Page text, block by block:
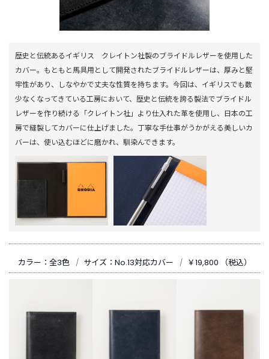
歴史と伝統あるイギリス クレイトン社製のブライドルレザーを使用した
カバー。もともと馬具用として開発されたブライドルレザーは、厚みと堅
牢性があり、しなやかで丈夫な性質を持ちます。今回は、イギリスでも数
少なくなってきている工房において、歴史と伝統を誇る製法でブライドル
レザーを作り続ける「クレイトン社」より仕入れた革を使用し、日本の工
房で縫製してカバーに仕上げました。丁寧な手仕事がうかがえる美しいカ
バーは、使い込むほどに磨かれ、馴染んできます。
カラー：全3色 ｜ サイズ：No.13対応カバー ｜ ￥19,800 （税込）